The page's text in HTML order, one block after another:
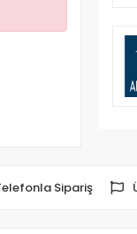
Sipariş